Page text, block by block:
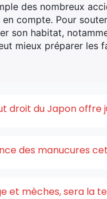
des nombreux
compte. Pour
son habitat,
mieux préparer les
du Japon offre
des manucures
et mèches, sera la